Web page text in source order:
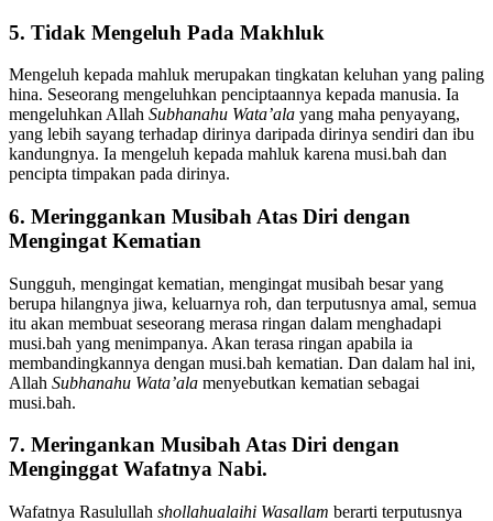
5. Tidak Mengeluh Pada Makh
Mengeluh kepada mahluk merupakan tingkatan keluhan yang paling
hina. Seseorang mengeluhkan penciptaannya kepada manusia. Ia
mengeluhkan AllahSubhanahu Wata’alayang maha penyayang,
yang lebih sayang terhadap dirinya daripada dirinya sendiri dan ibu
kandungnya. Ia mengeluh kepada mahluk karena musi.bah dan
6. Meringgankan Musibah Atas Diri dengan
Sungguh, mengingat kematian, mengingat musibah besar yang
berupa hilangnya jiwa, keluarnya roh, dan terputusnya amal, semua
itu akan membuat seseorang merasa ringan dalam menghadapi
musi.bah yang menimpanya. Akan terasa ringan apabila ia
membandingkannya dengan musi.bah kematian. Dan dalam hal ini,
AllahSubhanahu Wata’ala
7. Meringankan Musibah Atas Diri dengan